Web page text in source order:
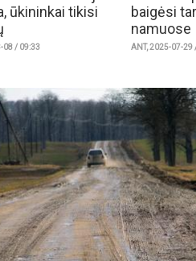
ūkininkai tikisi
08 / 09:33
baigėsi
namuose
ANT, 2025-07-29